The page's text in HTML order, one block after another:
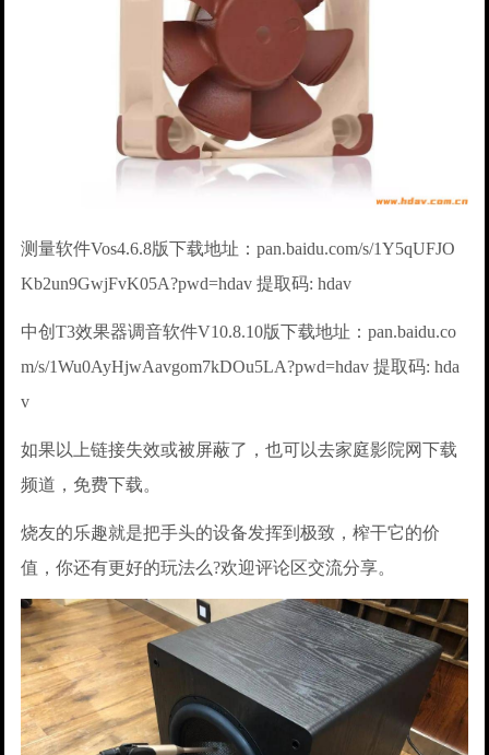
测量软件Vos4.6.8版下载地址：pan.baidu.com/s/1Y5qUFJO
Kb2un9GwjFvK05A?pwd=hdav 提取码: hdav
中创T3效果器调音软件V10.8.10版下载地址：pan.baidu.co
m/s/1Wu0AyHjwAavgom7kDOu5LA?pwd=hdav 提取码: hda
v
如果以上链接失效或被屏蔽了，也可以去家庭影院网下载
频道，免费下载。
烧友的乐趣就是把手头的设备发挥到极致，榨干它的价
值，你还有更好的玩法么?欢迎评论区交流分享。